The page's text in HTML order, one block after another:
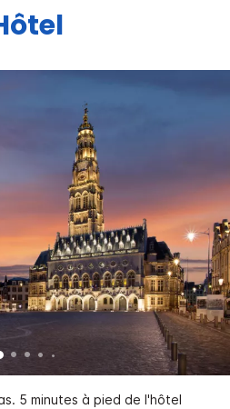
5 minutes à pied de l'hôtel